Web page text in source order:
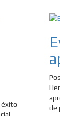
éxito
de